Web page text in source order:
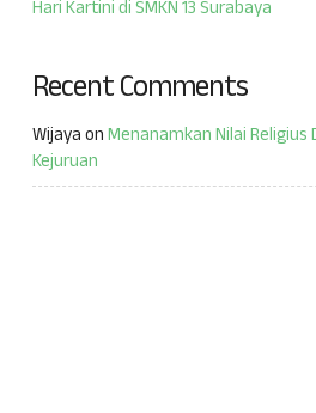
Hari Kartini di SMKN 13 Surabaya
Recent Comments
WijayaonMenanamkan Nilai Religius
Kejuruan